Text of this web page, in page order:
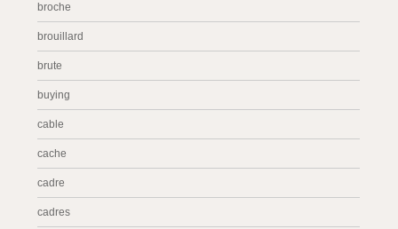
broche
brouillard
brute
buying
cable
cache
cadre
cadres